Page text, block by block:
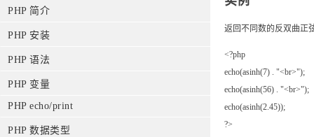
PHP 简介
PHP 安装
PHP 语法
PHP 变量
PHP echo/print
PHP 数据类型
返回不同数的反双曲正
<?php
echo(asinh(7) . "<br>");
echo(asinh(56) . "<br>");
echo(asinh(2.45));
?>